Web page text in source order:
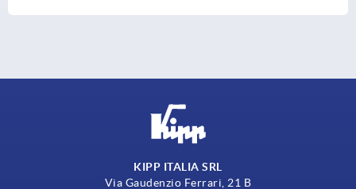
KIPP ITALIA SRL
Via Gaudenzio Ferrari, 21 B